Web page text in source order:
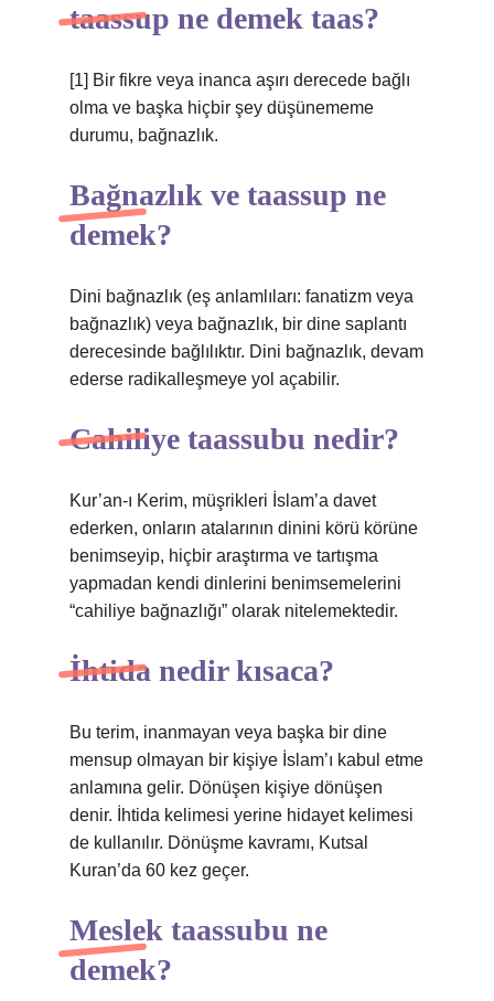
taassup ne demek taas?
[1] Bir fikre veya inanca aşırı derecede bağlı
olma ve başka hiçbir şey düşünememe
durumu, bağnazlık.
Bağnazlık ve taassup ne
demek?
Dini bağnazlık (eş anlamlıları: fanatizm veya
bağnazlık) veya bağnazlık, bir dine saplantı
derecesinde bağlılıktır. Dini bağnazlık, devam
ederse radikalleşmeye yol açabilir.
Cahiliye taassubu nedir?
Kur’an-ı Kerim, müşrikleri İslam’a davet
ederken, onların atalarının dinini körü körüne
benimseyip, hiçbir araştırma ve tartışma
yapmadan kendi dinlerini benimsemelerini
“cahiliye bağnazlığı” olarak nitelemektedir.
İhtida nedir kısaca?
Bu terim, inanmayan veya başka bir dine
mensup olmayan bir kişiye İslam’ı kabul etme
anlamına gelir. Dönüşen kişiye dönüşen
denir. İhtida kelimesi yerine hidayet kelimesi
de kullanılır. Dönüşme kavramı, Kutsal
Kuran’da 60 kez geçer.
Meslek taassubu ne
demek?